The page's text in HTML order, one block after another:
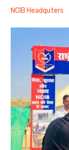
NCIB Headquters